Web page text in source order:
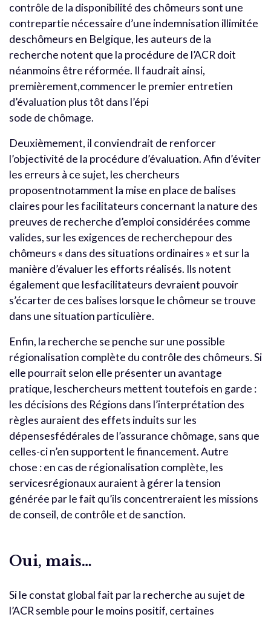
contrôle de la disponibilité des chômeurs sont une
contrepartie nécessaire d’une indemnisation illimitée
deschômeurs en Belgique, les auteurs de la
recherche notent que la procédure de l’ACR doit
néanmoins être réformée. Il faudrait ainsi,
premièrement,commencer le premier entretien
d’évaluation plus tôt dans l’épi
sode de chômage.
Deuxièmement, il conviendrait de renforcer
l’objectivité de la procédure d’évaluation. Afin d’éviter
les erreurs à ce sujet, les chercheurs
proposentnotamment la mise en place de balises
claires pour les facilitateurs concernant la nature des
preuves de recherche d’emploi considérées comme
valides, sur les exigences de recherchepour des
chômeurs « dans des situations ordinaires » et sur la
manière d’évaluer les efforts réalisés. Ils notent
également que lesfacilitateurs devraient pouvoir
s’écarter de ces balises lorsque le chômeur se trouve
dans une situation particulière.
Enfin, la recherche se penche sur une possible
régionalisation complète du contrôle des chômeurs. Si
elle pourrait selon elle présenter un avantage
pratique, leschercheurs mettent toutefois en garde :
les décisions des Régions dans l’interprétation des
règles auraient des effets induits sur les
dépensesfédérales de l’assurance chômage, sans que
celles-ci n’en supportent le financement. Autre
chose : en cas de régionalisation complète, les
servicesrégionaux auraient à gérer la tension
générée par le fait qu’ils concentreraient les missions
de conseil, de contrôle et de sanction.
Oui, mais…
Si le constat global fait par la recherche au sujet de
l’ACR semble pour le moins positif, certaines